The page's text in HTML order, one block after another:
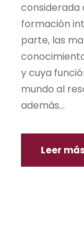
considerada
formación
parte, las
y cuya
mundo al
además...
Leer más